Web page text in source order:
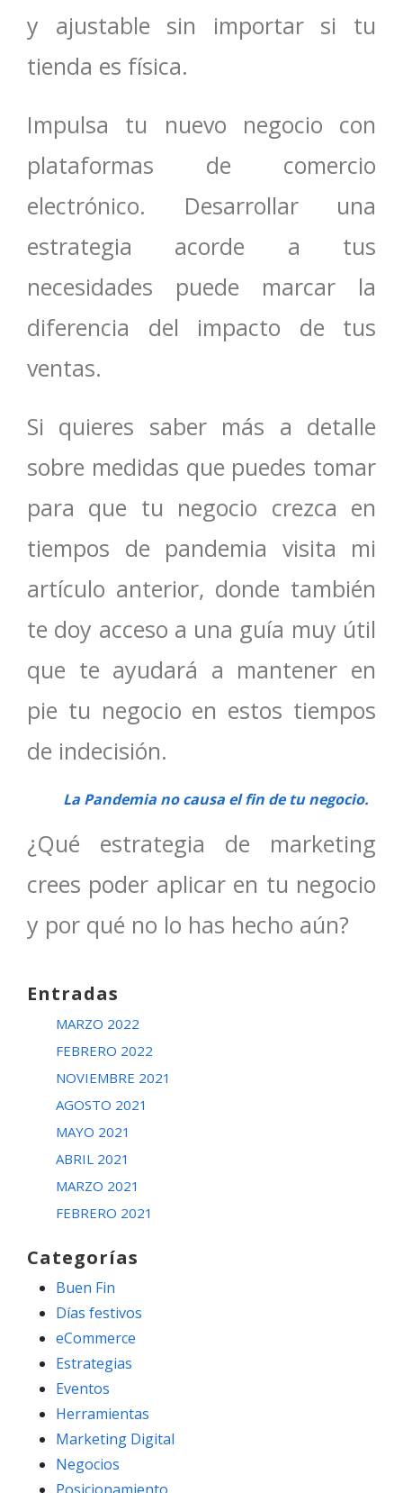
y ajustable sin importar si tu
tienda es física.
Impulsa tu nuevo negocio con
plataformas de comercio
electrónico. Desarrollar una
estrategia acorde a tus
necesidades puede marcar la
diferencia del impacto de tus
ventas.
Si quieres saber más a detalle
sobre medidas que puedes tomar
para que tu negocio crezca en
tiempos de pandemia visita mi
artículo anterior, donde también
te doy acceso a una guía muy útil
que te ayudará a mantener en
pie tu negocio en estos tiempos
de indecisión.
La Pandemia no causa el fin de tu negocio.
¿Qué estrategia de marketing
crees poder aplicar en tu negocio
y por qué no lo has hecho aún?
Entradas
MARZO 2022
FEBRERO 2022
NOVIEMBRE 2021
AGOSTO 2021
MAYO 2021
ABRIL 2021
MARZO 2021
FEBRERO 2021
Categorías
Buen Fin
Días festivos
eCommerce
Estrategias
Eventos
Herramientas
Marketing Digital
Negocios
Posicionamiento